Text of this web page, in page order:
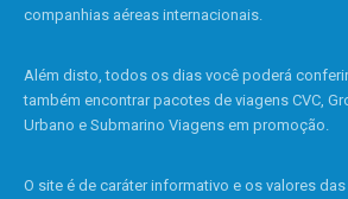
companhias aéreas internacionais.
Além disto, todos os dias você poderá
também encontrar pacotes de viagens CVC,
Urbano e Submarino Viagens em promoção.
O site é de caráter informativo e os valores